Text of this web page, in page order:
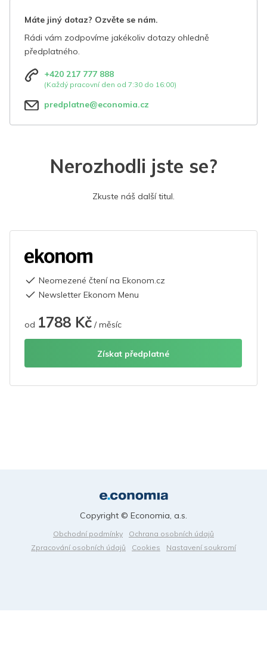
Máte jiný dotaz? Ozvěte se nám.
Rádi vám zodpovíme jakékoliv dotazy ohledně
předplatného.
+420 217 777 888
(Každý pracovní den od 7:30 do 16:00)
predplatne@economia.cz
Nerozhodli jste se?
Zkuste náš další titul.
Neomezené čtení na Ekonom.cz
Newsletter Ekonom Menu
od 1788 Kč / měsíc
Získat předplatné
Obchodní podmínky
Ochrana osobních údajů
Zpracování osobních údajů
Cookies Nastavení soukromí
Copyright © Economia, a.s.